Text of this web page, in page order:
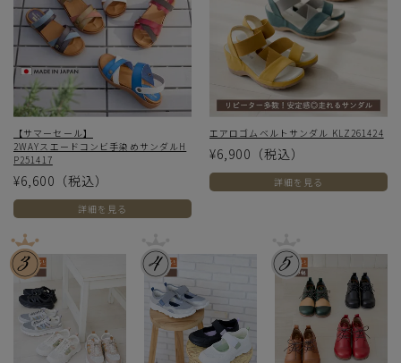
【サマーセール】
2WAYスエードコンビ手染めサンダルH
P251417
¥6,600 （税込）
詳細を見る
エアロゴムベルトサンダル KLZ261424
¥6,900 （税込）
詳細を見る